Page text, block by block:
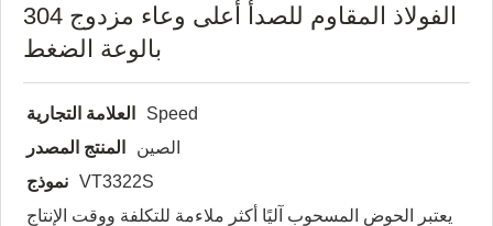
304 الفولاذ المقاوم للصدأ أعلى وعاء مزدوج
بالوعة الضغط
العلامة التجارية
Speed
المنتج المصدر
الصين
نموذج VT3322S
يعتبر الحوض المسحوب آليًا أكثر ملاءمة للتكلفة ووقت الإنتاج